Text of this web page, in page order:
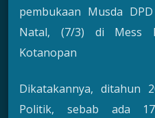
pembukaan Musda
Natal, (7/3) di Mess
Kotanopan
Dikatakannya, ditahun
Politik, sebab ada